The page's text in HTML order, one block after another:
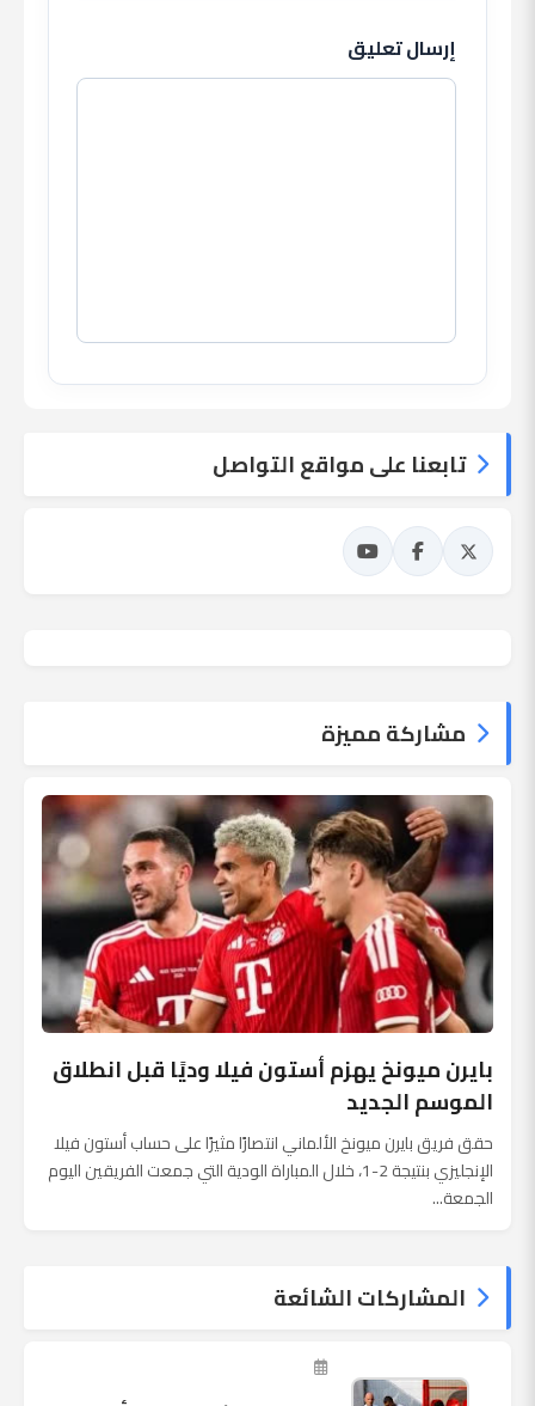
إرسال تعليق
تابعنا على مواقع التواصل
مشاركة مميزة
بايرن ميونخ يهزم أستون فيلا وديًا قبل انطلاق
الموسم الجديد
حقق فريق بايرن ميونخ الألماني انتصارًا مثيرًا على حساب أستون فيلا
الإنجليزي بنتيجة 2-1، خلال المباراة الودية التي جمعت الفريقين اليوم
الجمعة...
المشاركات الشائعة